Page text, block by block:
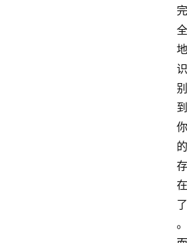
完
全
地
识
别
到
你
的
存
在
了
。